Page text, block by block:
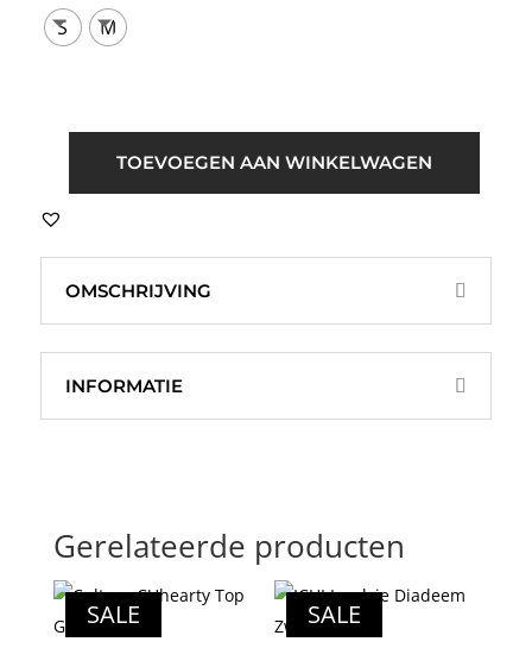
S M
Verina-
Broek
Bordeaux
aantal
TOEVOEGEN AAN WINKELWAGEN
OMSCHRIJVING
INFORMATIE
Gerelateerde producten
SALE SALE